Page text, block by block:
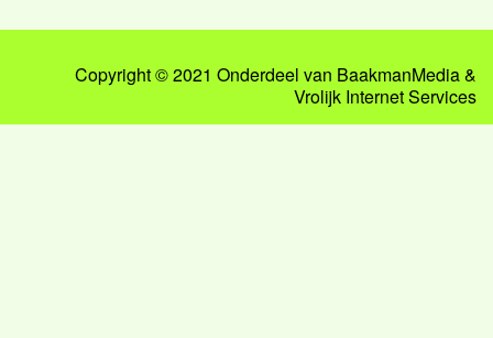
Copyright © 2021 Onderdeel van BaakmanMedia&
Vrolijk Internet Services